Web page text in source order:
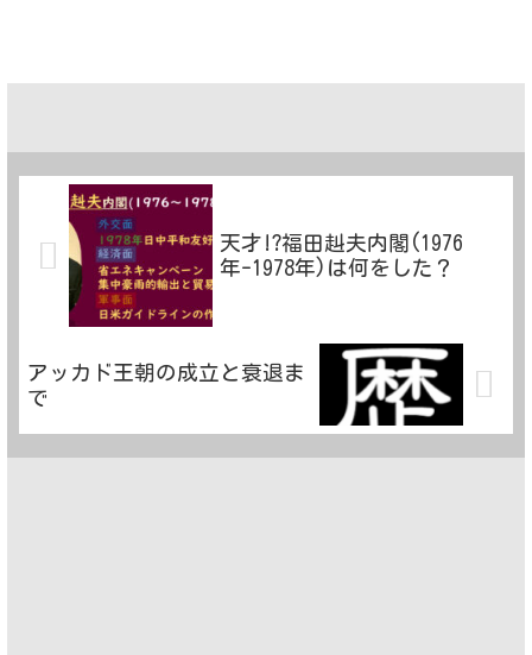
天才!?福田赳夫内閣(1976
年-1978年)は何をした？
アッカド王朝の成立と衰退ま
で